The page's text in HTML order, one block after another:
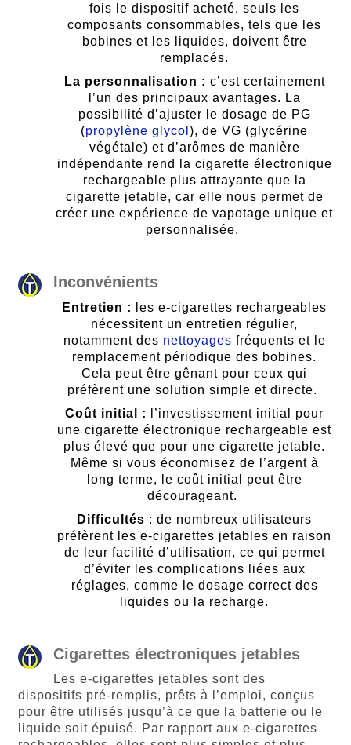
fois le dispositif acheté, seuls les
composants consommables, tels que les
bobines et les liquides, doivent être
remplacés.
La personnalisation : c’est certainement
l’un des principaux avantages. La
possibilité d’ajuster le dosage de PG
(propylène glycol ), de VG (glycérine
végétale) et d’arômes de manière
indépendante rend la cigarette électronique
rechargeable plus attrayante que la
cigarette jetable, car elle nous permet de
créer une expérience de vapotage unique et
personnalisée.
Inconvénients
Entretien :
les e-cigarettes rechargeables
nécessitent un entretien régulier,
notamment des nettoyages fréquents et le
remplacement périodique des bobines.
Cela peut être gênant pour ceux qui
préfèrent une solution simple et directe.
Coût initial :
l’investissement initial pour
une cigarette électronique rechargeable est
plus élevé que pour une cigarette jetable.
Même si vous économisez de l’argent à
long terme, le coût initial peut être
décourageant.
Difficultés : de nombreux utilisateurs
préfèrent les e-cigarettes jetables en raison
de leur facilité d’utilisation, ce qui permet
d’éviter les complications liées aux
réglages, comme le dosage correct des
liquides ou la recharge.
Cigarettes électroniques jetables
Les e-cigarettes jetables sont des
dispositifs pré-remplis, prêts à l’emploi, conçus
pour être utilisés jusqu’à ce que la batterie ou le
liquide soit épuisé. Par rapport aux e-cigarettes